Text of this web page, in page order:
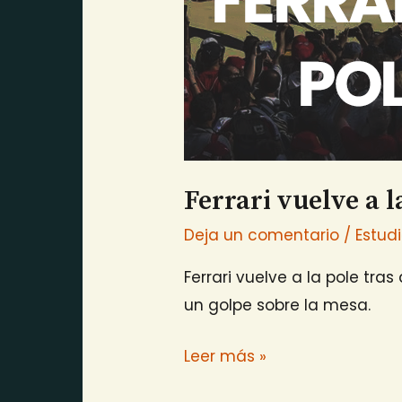
Ferrari vuelve a
Deja un comentario /
Ferrari vuelve a la pole
un golpe sobre la mesa.
Leer más »